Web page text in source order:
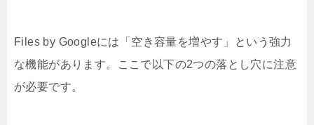
Files by Googleには「空き容量を増やす」という強力
な機能があります。ここで以下の2つの落とし穴に注意
が必要です。